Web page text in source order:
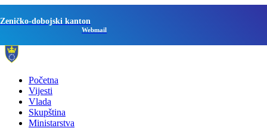
Zeničko-dobojski kanton
Webmail
Početna
Vijesti
Vlada
Skupština
Ministarstva